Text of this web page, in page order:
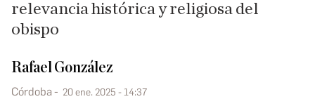
relevancia histórica y religiosa del
obispo
Rafael González
Córdoba 20 ene. 2025 - 14:37